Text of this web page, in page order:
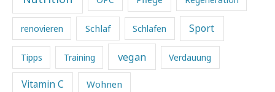
renovieren Schlaf Schlafen Sport
Tipps Training vegan Verdauung
Vitamin C Wohnen